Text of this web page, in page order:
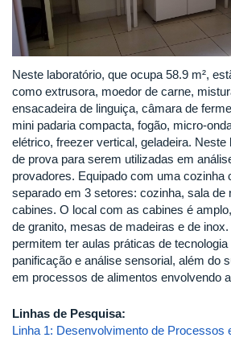
Neste laboratório, que ocupa 58.9 m²,
como extrusora, moedor de carne,
ensacadeira de linguiça, câmara de
mini padaria compacta, fogão, micro-
elétrico, freezer vertical, geladeira. Neste
de prova para serem utilizadas em
provadores. Equipado com uma cozinha
separado em 3 setores: cozinha, sala de
cabines. O local com as cabines é
de granito, mesas de madeiras e de
permitem ter aulas práticas de
panificação e análise sensorial, além do
em processos de alimentos envolvendo
Linhas de Pesquisa:
Linha 1: Desenvolvimento de Processos